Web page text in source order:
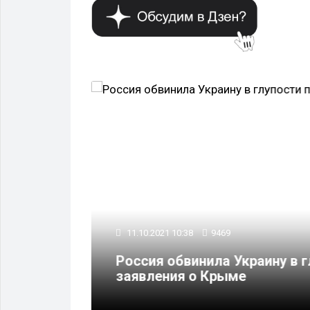
11.10.2021 10:38 9469
Россия обвинила Украину в
заявления о Крыме